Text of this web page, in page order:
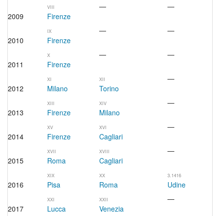
2009
VIII
Firenze
— —
2010
IX
Firenze
— —
2011
X
Firenze
— —
2012
XI
Milano
XII
Torino
—
2013
XIII
Firenze
XIV
Milano
—
2014
XV
Firenze
XVI
Cagliari
—
2015
XVII
Roma
XVIII
Cagliari
—
2016
XIX
Pisa
XX
Roma
3.1416
Udine
2017
XXI
Lucca
XXII
Venezia
—